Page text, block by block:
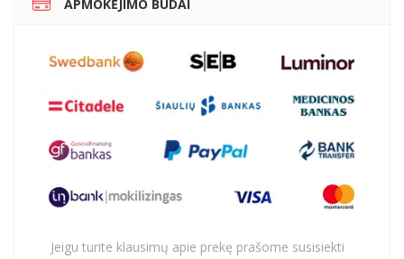
APMOKĖJIMO BŪDAI
Jeigu turite klausimų apie prekę prašome susisiekti